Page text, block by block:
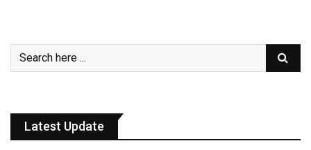
Latest Update